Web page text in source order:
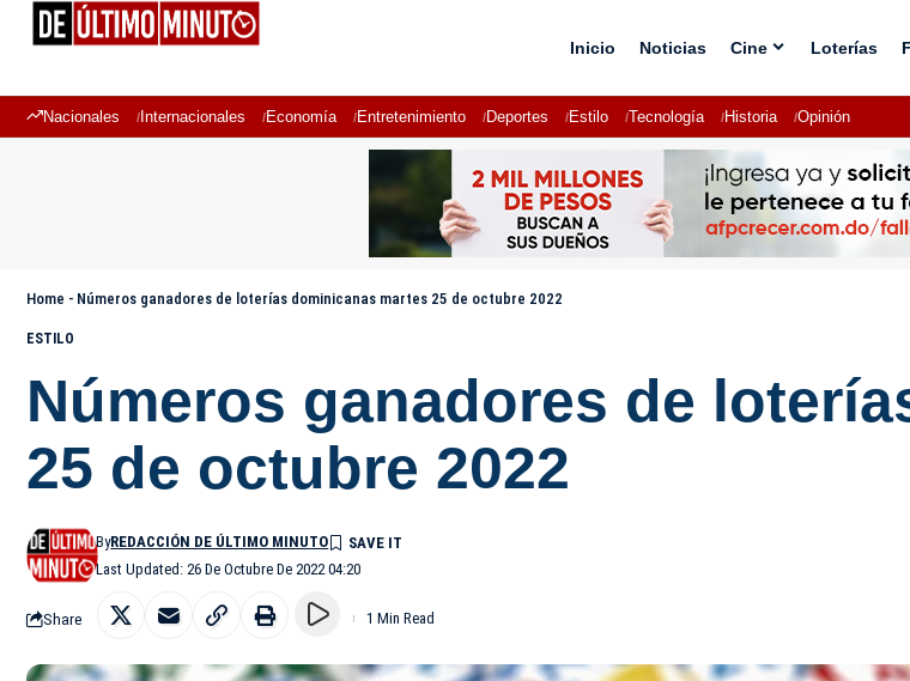
Inicio Noticias Cine Loterías
Nacionales Internacionales Economía Entretenimiento Deportes Estilo Tecnología Historia Opinión
Home - Números ganadores de loterías dominicanas martes 25 de octubre 2022
ESTILO
Números ganadores de
25 de octubre 2022
Last Updated: 26 De Octubre De 2022 04:20
ByREDACCIÓN DE ÚLTIMO MINUTO
Share 1 Min Read